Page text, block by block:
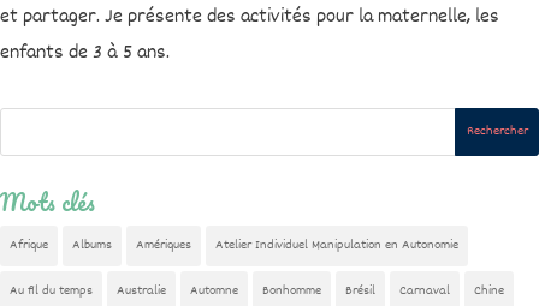
et partager. Je présente des activités pour la maternelle, les
enfants de 3 à 5 ans.
Mots clés
Afrique Albums Amériques Atelier Individuel Manipulation en Autonomie
Au fil du temps Australie Automne Bonhomme Brésil Carnaval Chine